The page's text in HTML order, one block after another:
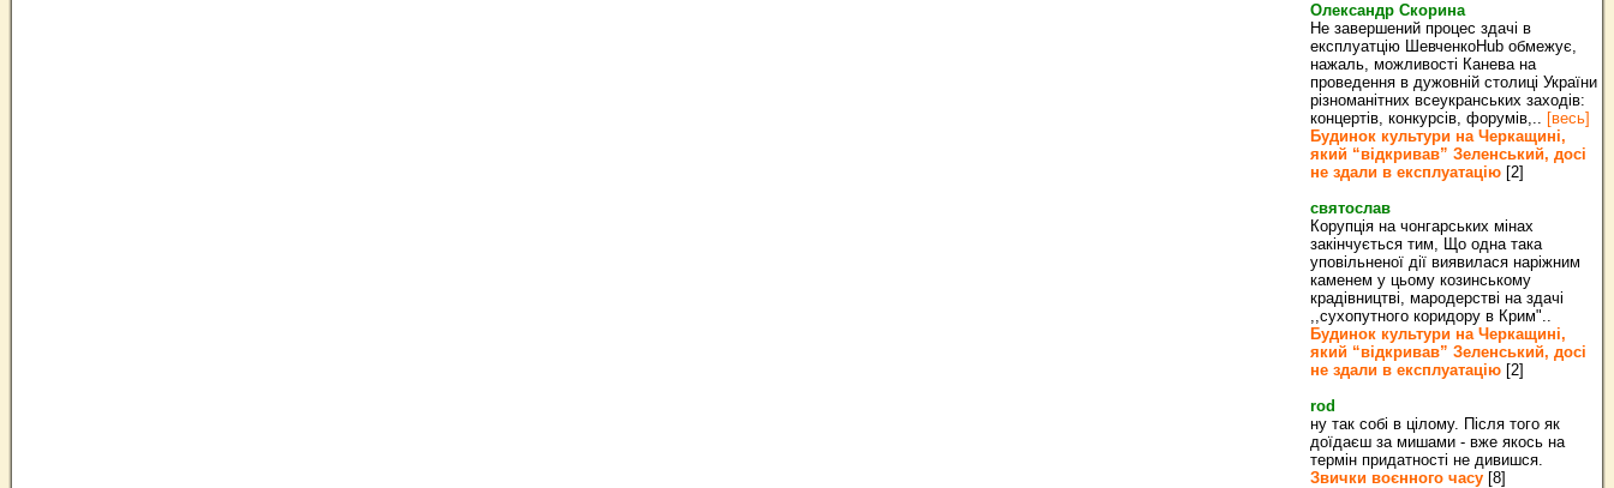
Олександр Скорина
Не завершений процес здачі в
експлуатцію ШевченкоHub обмежує,
нажаль, можливості Канева на
проведення в дужовній столиці України
різноманітних всеукранських заходів:
концертів, конкурсів, форумів,.. [весь]
Будинок культури на Черкащині,
який “відкривав” Зеленський, досі
не здали в експлуатацію [2]
святослав
Корупція на чонгарських мінах
закінчується тим, Що одна така
уповільненої дії виявилася наріжним
каменем у цьому козинському
крадівництві, мародерстві на здачі
,,сухопутного коридору в Крим"..
Будинок культури на Черкащині,
який “відкривав” Зеленський, досі
не здали в експлуатацію [2]
rod
ну так собі в цілому. Після того як
доїдаєш за мишами - вже якось на
термін придатності не дивишся.
Звички воєнного часу [8]